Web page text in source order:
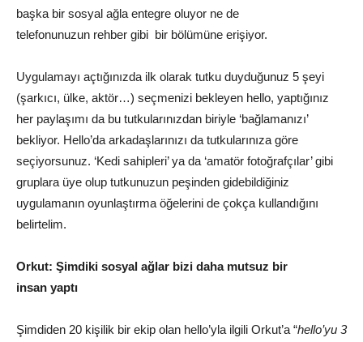
başka bir sosyal ağla entegre oluyor ne de
telefonunuzun rehber gibi bir bölümüne erişiyor.
Uygulamayı açtığınızda ilk olarak tutku duyduğunuz 5 şeyi
(şarkıcı, ülke, aktör…) seçmenizi bekleyen hello, yaptığınız
her paylaşımı da bu tutkularınızdan biriyle ‘bağlamanızı’
bekliyor. Hello’da arkadaşlarınızı da tutkularınıza göre
seçiyorsunuz. ‘Kedi sahipleri’ ya da ‘amatör fotoğrafçılar’ gibi
gruplara üye olup tutkunuzun peşinden gidebildiğiniz
uygulamanın oyunlaştırma öğelerini de çokça kullandığını
belirtelim.
Orkut: Şimdiki sosyal ağlar bizi daha mutsuz bir
insan yaptı
Şimdiden 20 kişilik bir ekip olan hello’yla ilgili Orkut’a “hello’yu 3